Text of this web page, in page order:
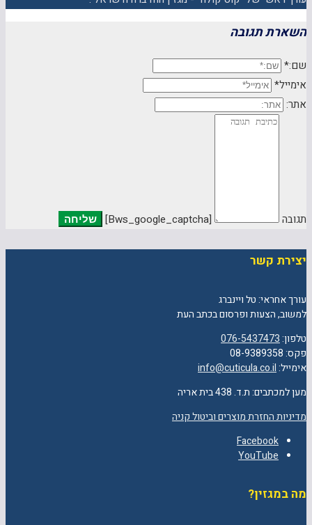
השארת תגובה
שם:*
אימייל*
אתר:
תגובה [bws_google_captcha]
יצירת קשר
עורך אחראי: טל ויינברג
למשוב, הצעות ופרסום בכתב העת
טלפון:076-5437473
פקס: 08-9389358
אימייל:info@cuticula.co.il
מען למכתבים: ת.ד. 438 בית אריה
מדיניות החזרת מוצרים וביטול קניה
Facebook
YouTube
מה במגזין?